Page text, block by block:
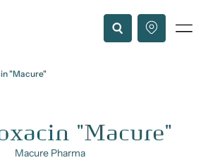
"Macure"
"Macure"
Macure Pharma